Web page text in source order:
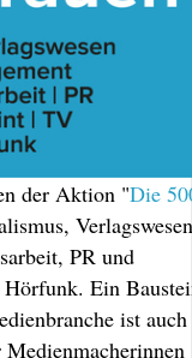
der Aktion "Die
PR und
Ein
ist